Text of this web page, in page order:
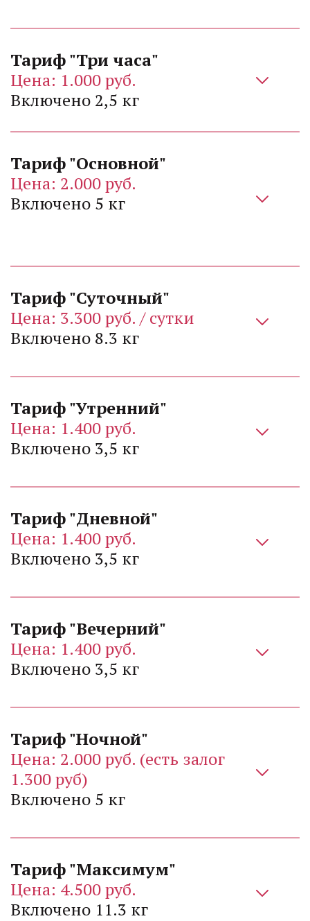
Тариф "Три часа"
Включено 2,5 кг
Цена: 2.000 руб.
Включено 5 кг
Тариф "Суточный"
Включено 8.3 кг
Тариф "Утренний"
Цена: 1.400 руб.
Включено 3,5 кг
Цена: 1.400 руб.
Включено 3,5 кг
Цена: 1.400 руб.
Включено 3,5 кг
Цена: 2.000 руб. (есть залог
1.300 руб)
Включено 5 кг
Цена: 4.500 руб.
Включено 11.3 кг